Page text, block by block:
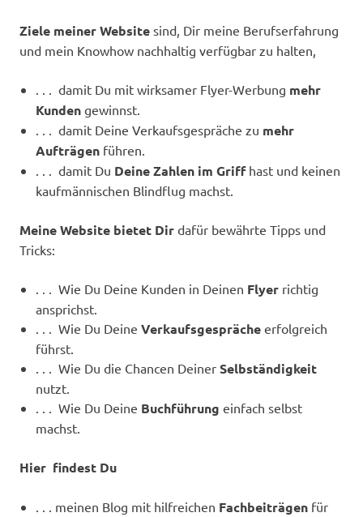
Ziele meiner Website sind, Dir meine Berufserfahrung
und mein Knowhow nachhaltig verfügbar zu halten,
. . . damit Du mit wirksamer Flyer-Werbung mehr
Kunden gewinnst.
. . . damit Deine Verkaufsgespräche zu mehr
Aufträgen führen.
. . . damit Du Deine Zahlen im Griffhast und keinen
kaufmännischen Blindflug machst.
Meine Website bietet Dir dafür bewährte Tipps und
Tricks:
. . . Wie Du Deine Kunden in Deinen Flyer richtig
ansprichst.
. . . Wie Du Deine Verkaufsgespräche erfolgreich
führst.
. . . Wie Du die Chancen Deiner Selbständigkeit
nutzt.
. . . Wie Du Deine Buchführung einfach selbst
machst.
Hier findest Du
. . . meinen Blog mit hilfreichen Fachbeiträgen für